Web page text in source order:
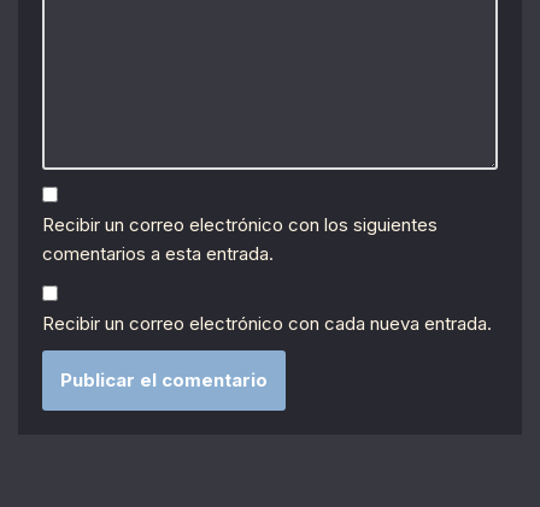
Recibir un correo electrónico con los siguientes
comentarios a esta entrada.
Recibir un correo electrónico con cada nueva entrada.